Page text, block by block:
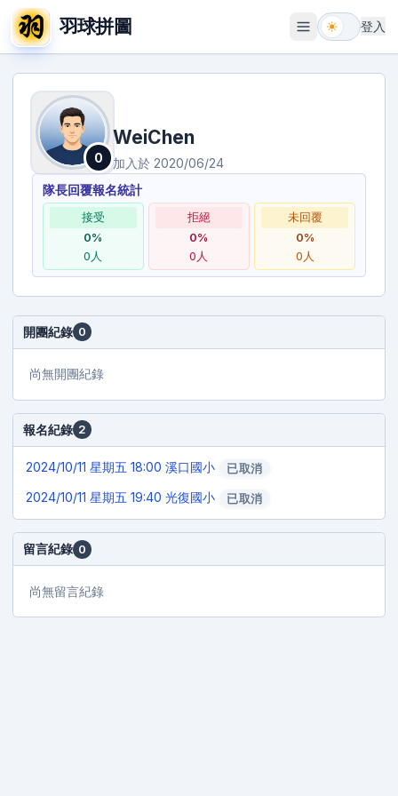
羽球拼圖 開啟選單
登入
0
WeiChen
加入於 2020/06/24
隊長回覆報名統計
接受
0%
0 人
拒絕
0%
0 人
未回覆
0%
0 人
開團紀錄 0
尚無開團紀錄
報名紀錄 2
2024/10/11 星期五 18:00 溪口國小 已取消
2024/10/11 星期五 19:40 光復國小 已取消
留言紀錄 0
尚無留言紀錄